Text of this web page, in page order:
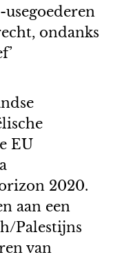
ondanks
EU
2020.
aan een
Palestijns
van